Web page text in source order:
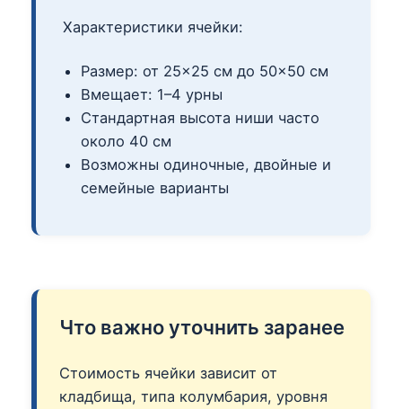
Характеристики ячейки:
Размер: от 25×25 см до 50×50 см
Вмещает: 1–4 урны
Стандартная высота ниши часто
около 40 см
Возможны одиночные, двойные и
семейные варианты
Что важно уточнить заранее
Стоимость ячейки зависит от
кладбища, типа колумбария, уровня